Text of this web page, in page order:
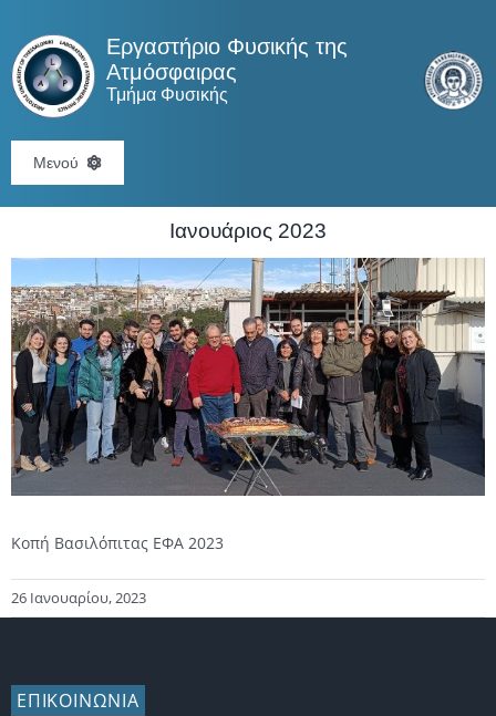
content
Εργαστήριο Φυσικής της
Ατμόσφαιρας
Τμήμα Φυσικής
Μενού
ΑΡΧΙΚΗ
ΕΡΕΥΝΑ
ΕΞΟΠΛΙΣΜΟΣ
ΥΠΗΡΕΣΙΕΣ
ΕΚΠΑΙΔΕΥΣΗ
Ιανουάριος 2023
Κοπή Βασιλόπιτας ΕΦΑ 2023
26 Ιανουαρίου, 2023
ΕΠΙΚΟΙΝΩΝΙΑ